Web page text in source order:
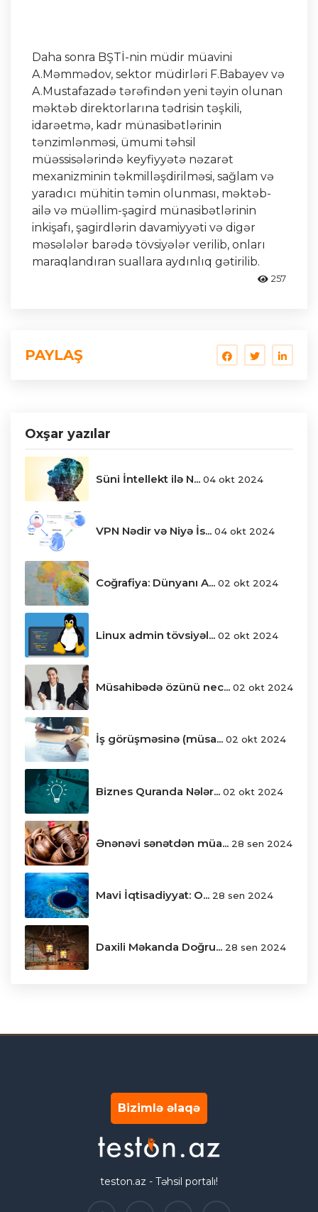
Daha sonra BŞTİ-nin müdir müavini
A.Məmmədov, sektor müdirləri F.Babayev və
A.Mustafazadə tərəfindən yeni təyin olunan
məktəb direktorlarına tədrisin təşkili,
idarəetmə, kadr münasibətlərinin
tənzimlənməsi, ümumi təhsil
müəssisələrində keyfiyyətə nəzarət
mexanizminin təkmilləşdirilməsi, sağlam və
yaradıcı mühitin təmin olunması, məktəb-
ailə və müəllim-şagird münasibətlərinin
inkişafı, şagirdlərin davamiyyəti və digər
məsələlər barədə tövsiyələr verilib, onları
maraqlandıran suallara aydınlıq gətirilib.
257
PAYLAŞ
Oxşar yazılar
Süni İntellekt ilə N... 04 okt 2024
VPN Nədir və Niyə İs... 04 okt 2024
Coğrafiya: Dünyanı A... 02 okt 2024
Linux admin tövsiyəl... 02 okt 2024
Müsahibədə özünü nec... 02 okt 2024
İş görüşməsinə (müsa... 02 okt 2024
Biznes Quranda Nələr... 02 okt 2024
Ənənəvi sənətdən müa... 28 sen 2024
Mavi İqtisadiyyat: O... 28 sen 2024
Daxili Məkanda Doğru... 28 sen 2024
Bizimlə əlaqə
teston.az - Təhsil portalı!